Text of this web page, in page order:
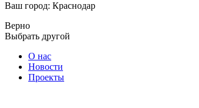
Ваш город: Краснодар
Верно
Выбрать другой
О нас
Новости
Проекты